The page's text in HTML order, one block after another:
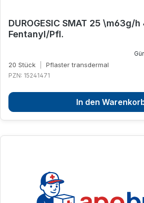
DUROGESIC SMAT 25 \m63g/
Fentanyl/Pfl.
20 Stück Pflaster transdermal
PZN: 15241471
In den